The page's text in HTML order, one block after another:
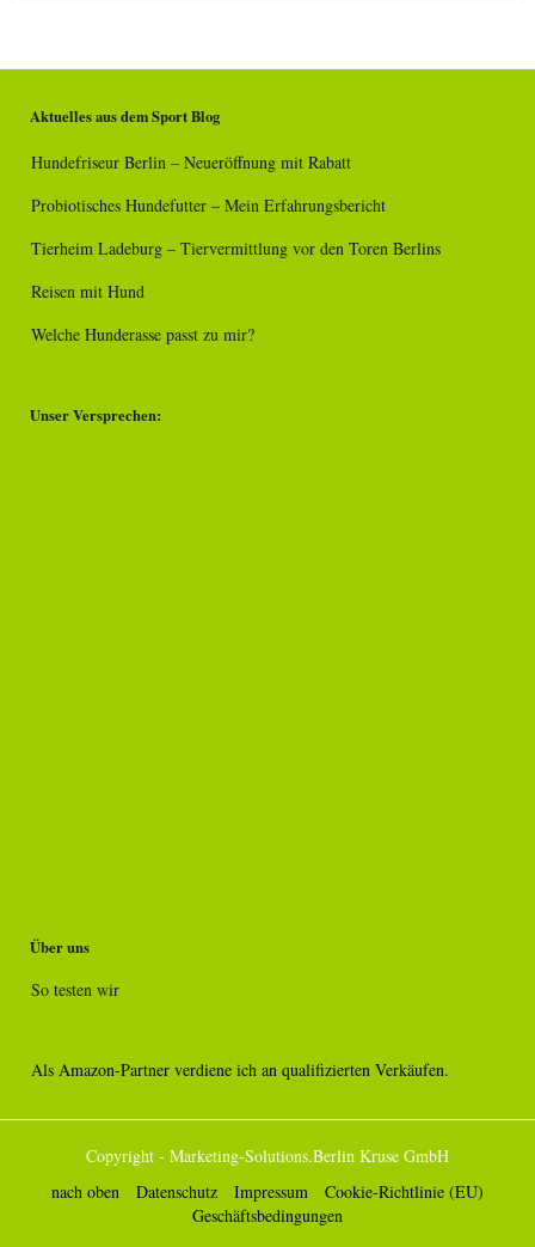
Aktuelles aus dem Sport Blog
Hundefriseur Berlin – Neueröffnung mit Rabatt
Probiotisches Hundefutter – Mein Erfahrungsbericht
Tierheim Ladeburg – Tiervermittlung vor den Toren Berlins
Reisen mit Hund
Welche Hunderasse passt zu mir?
Unser Versprechen:
Über uns
So testen wir
Als Amazon-Partner verdiene ich an qualifizierten Verkäufen.
Copyright - Marketing-Solutions.Berlin Kruse GmbH
nach oben
Datenschutz Impressum
Cookie-Richtlinie (EU)
Geschäftsbedingungen